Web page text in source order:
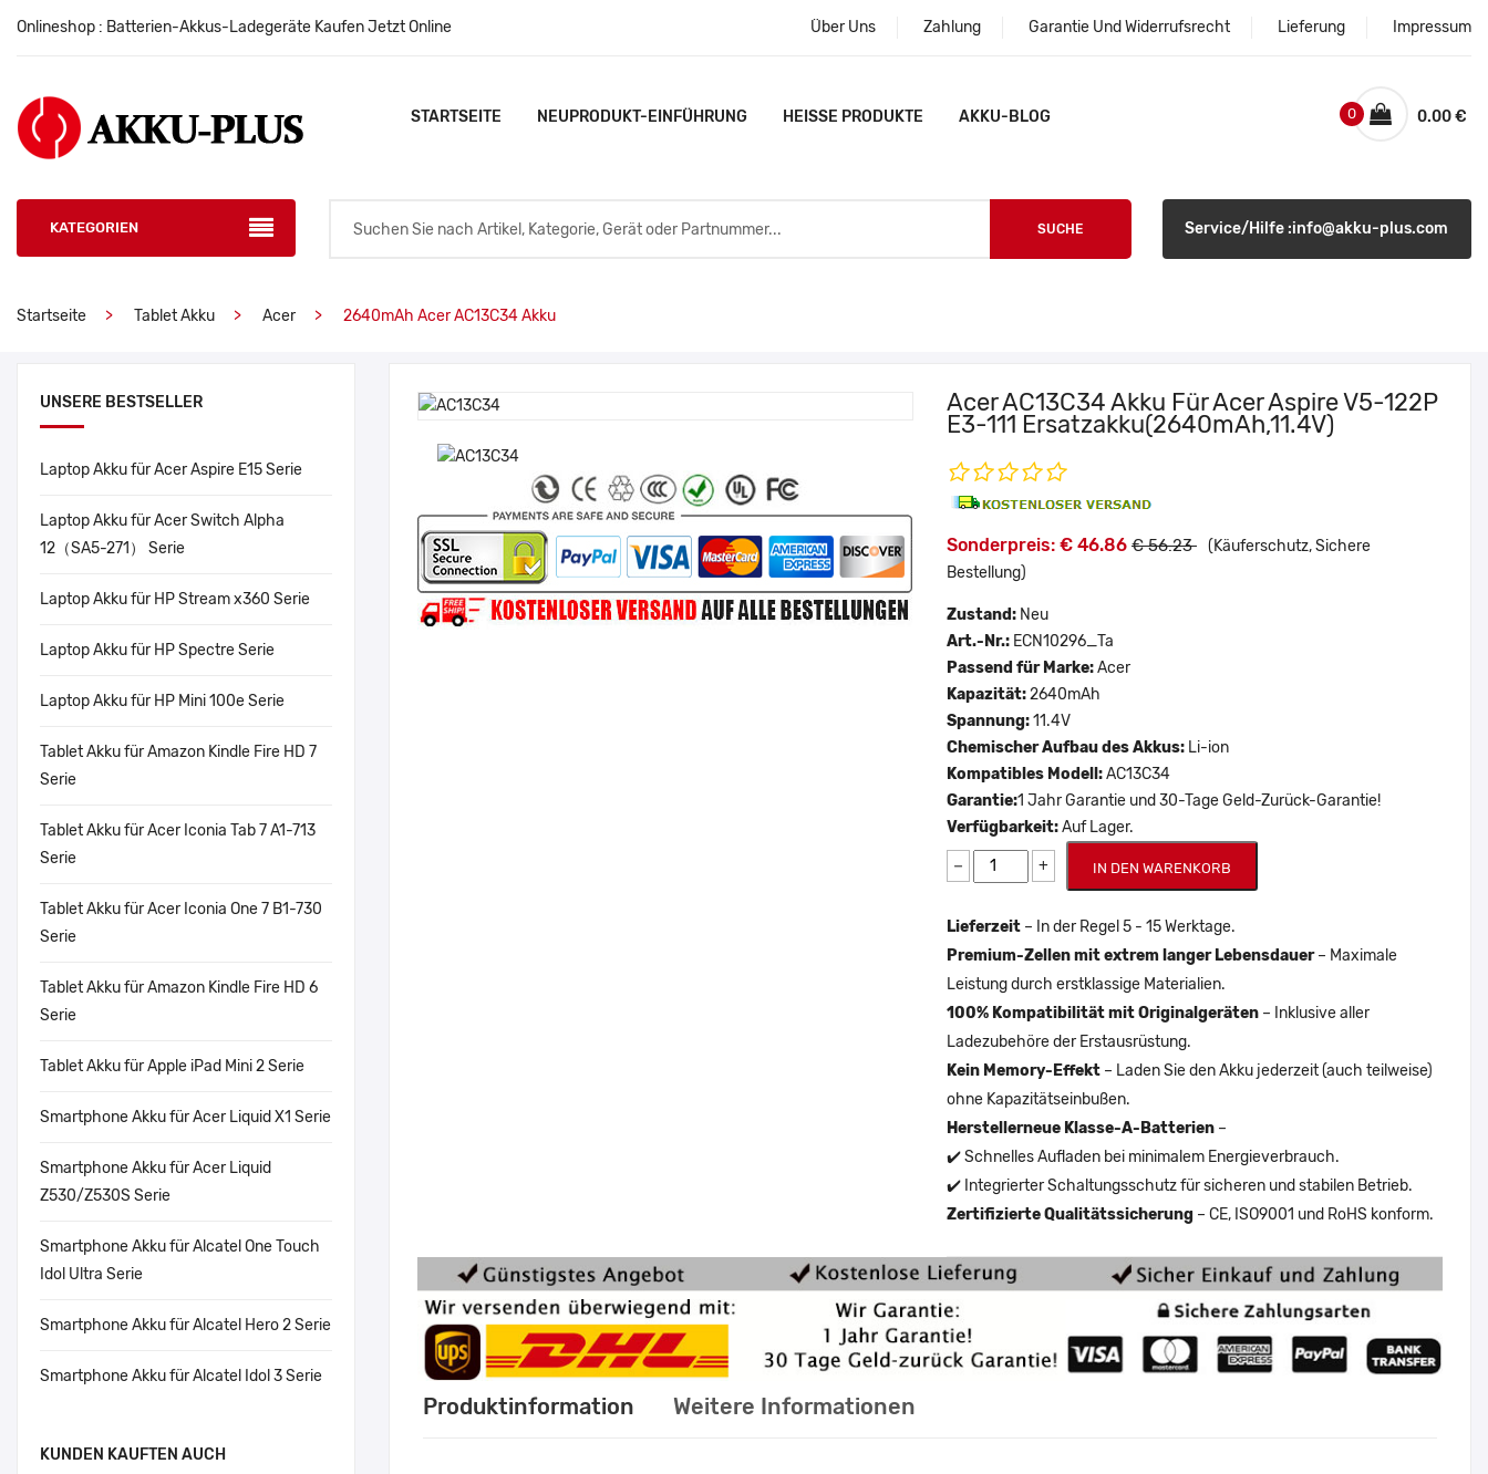
Onlineshop : Batterien-Akkus-Ladegeräte Kaufen Jetzt Online Über Uns Zahlung Garantie Und Widerrufsrecht Lieferung Impressum
STARTSEITE NEUPRODUKT-EINFÜHRUNG HEISSE PRODUKTE AKKU-BLOG 0.00 €
0
KATEGORIEN SUCHE Service/Hilfe :info@akku-plus.com
Startseite Tablet Akku Acer 2640mAh Acer AC13C34 Akku
UNSERE BESTSELLER
Laptop Akku für Acer Aspire E15 Serie
Laptop Akku für Acer Switch Alpha
12（SA5-271） Serie
Laptop Akku für HP Stream x360 Serie
Laptop Akku für HP Spectre Serie
Laptop Akku für HP Mini 100e Serie
Tablet Akku für Amazon Kindle Fire HD 7
Serie
Tablet Akku für Acer Iconia Tab 7 A1-713
Serie
Tablet Akku für Acer Iconia One 7 B1-730
Serie
Tablet Akku für Amazon Kindle Fire HD 6
Serie
Tablet Akku für Apple iPad Mini 2 Serie
Smartphone Akku für Acer Liquid X1 Serie
Smartphone Akku für Acer Liquid
Z530/Z530S Serie
Smartphone Akku für Alcatel One Touch
Idol Ultra Serie
Smartphone Akku für Alcatel Hero 2 Serie
Smartphone Akku für Alcatel Idol 3 Serie
KUNDEN KAUFTEN AUCH
Acer AC13C34 Akku Für Acer Aspire V5-122P
E3-111 Ersatzakku(2640mAh,11.4V)
Sonderpreis: € 46.86 € 56.23 (Käuferschutz, Sichere
Bestellung)
Zustand: Neu
Art.-Nr.: ECN10296_Ta
Passend für Marke:Acer
Kapazität:2640mAh
Spannung:11.4V
Chemischer Aufbau des Akkus: Li-ion
Kompatibles Modell:AC13C34
Garantie:1 Jahr Garantie und 30-Tage Geld-Zurück-Garantie!
Verfügbarkeit:Auf Lager.
− + IN DEN WARENKORB
Lieferzeit – In der Regel 5 - 15 Werktage.
Premium-Zellen mit extrem langer Lebensdauer– Maximale
Leistung durch erstklassige Materialien.
100% Kompatibilität mit Originalgeräten – Inklusive aller
Ladezubehöre der Erstausrüstung.
Kein Memory-Effekt – Laden Sie den Akku jederzeit (auch teilweise)
ohne Kapazitätseinbußen.
Herstellerneue Klasse-A-Batterien –
✔️ Schnelles Aufladen bei minimalem Energieverbrauch.
✔️ Integrierter Schaltungsschutz für sicheren und stabilen Betrieb.
Zertifizierte Qualitätssicherung – CE, ISO9001 und RoHS konform.
Produktinformation Weitere Informationen